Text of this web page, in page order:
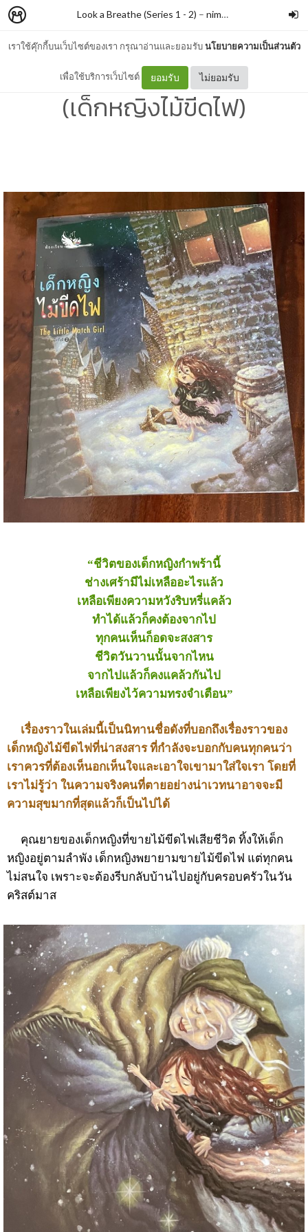
เราใช้คุ๊กกี้บนเว็บไซต์ของเรา กรุณาอ่านและยอมรับนโยบายความเป็นส่วนตัว
เพื่อใช้บริการเว็บไซต์ ยอมรับ ไม่ยอมรับ
Look a Breathe (Series 1 - 2) – nimon
#286 The Little Match Girl
(เด็กหญิงไม้ขีดไฟ)
“ชีวิตของเด็กหญิงกำพร้านี้
ช่างเศร้ามีไม่เหลืออะไรแล้ว
เหลือเพียงความหวังริบหรี่แคล้ว
ทำได้แล้วก็คงต้องจากไป
ทุกคนเห็นก็อดจะสงสาร
ชีวิตวันวานนั้นจากไหน
จากไปแล้วก็คงแคล้วกันไป
เหลือเพียงไว้ความทรงจำเตือน”
เรื่องราวในเล่มนี้เป็นนิทานชื่อดังที่บอกถึงเรื่องราวของ
เด็กหญิงไม้ขีดไฟที่น่าสงสาร ที่กำลังจะบอกกับคนทุกคนว่า
เราควรที่ต้องเห็นอกเห็นใจและเอาใจเขามาใส่ใจเรา โดยที่
เราไม่รู้ว่า ในความจริงคนที่ตายอย่างน่าเวทนาอาจจะมี
ความสุขมากที่สุดแล้วก็เป็นไปได้
คุณยายของเด็กหญิงที่ขายไม้ขีดไฟเสียชีวิต ทิ้งให้เด็ก
หญิงอยู่ตามลำพัง เด็กหญิงพยายามขายไม้ขีดไฟ แต่ทุกคน
ไม่สนใจ เพราะจะต้องรีบกลับบ้านไปอยู่กับครอบครัวในวัน
คริสต์มาส